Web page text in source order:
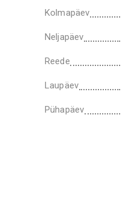
Kolmapäev
Neljapäev
Reede
Laupäev
Pühapäev